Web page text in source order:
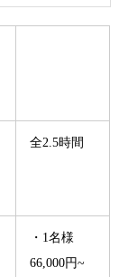
全2.5時間
・1名様
66,000円~